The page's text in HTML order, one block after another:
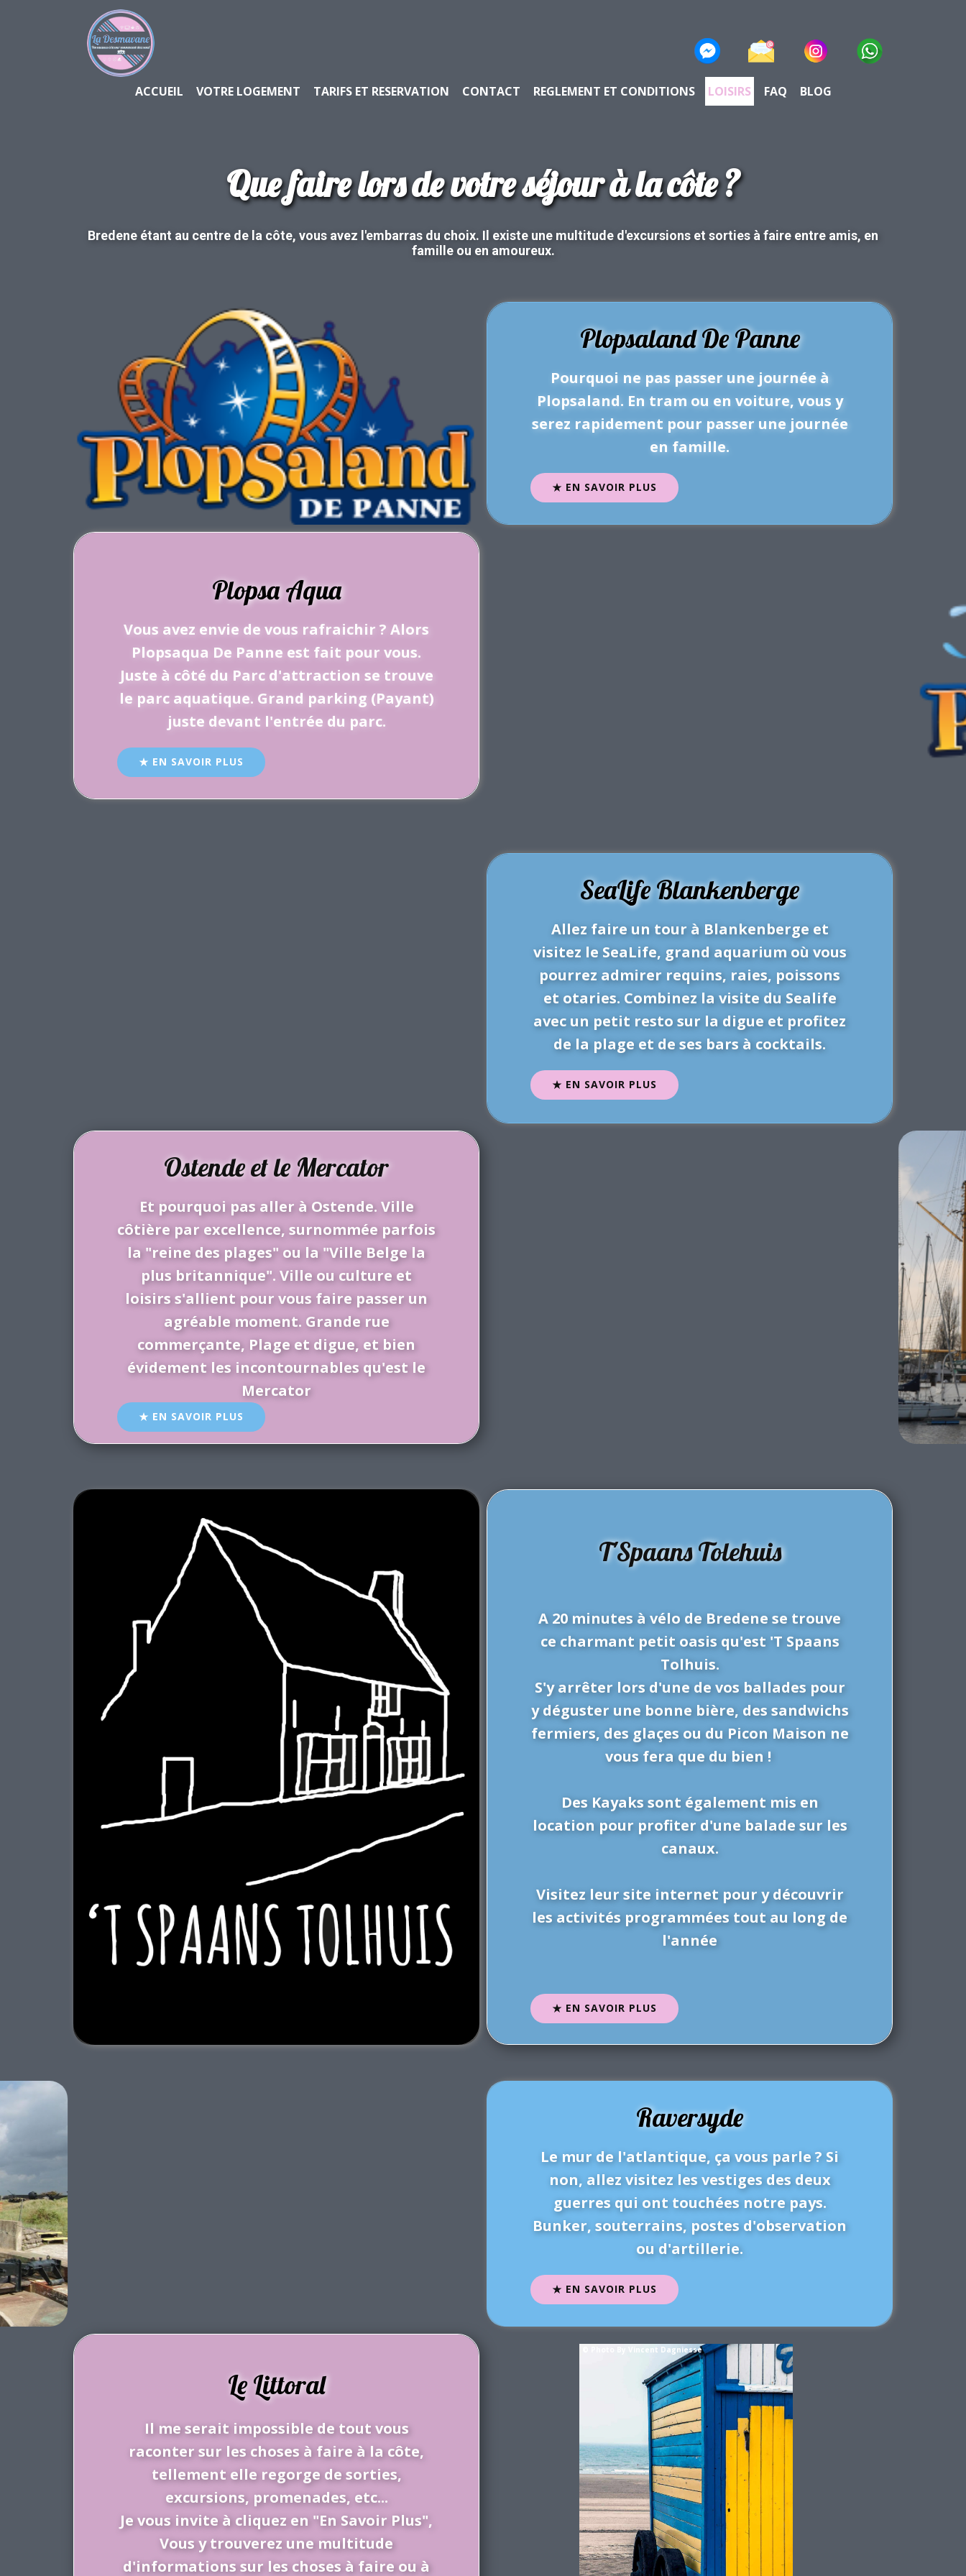
ACCUEIL VOTRE LOGEMENT TARIFS ET RESERVATION CONTACT REGLEMENT ET CONDITIONS LOISIRS FAQ BLOG
Que faire lors de votre séjour à la côte ?
Bredene étant au centre de la côte, vous avez l'embarras du choix. Il existe une multitude d'excursions et sorties à faire entre amis, en
famille ou en amoureux.
Plopsaland De Panne
Pourquoi ne pas passer une journée à
Plopsaland. En tram ou en voiture, vous y
serez rapidement pour passer une journée
en famille.
EN SAVOIR PLUS
Plopsa Aqua
Vous avez envie de vous rafraichir ? Alors
Plopsaqua De Panne est fait pour vous.
Juste à côté du Parc d'attraction se trouve
le parc aquatique. Grand parking (Payant)
juste devant l'entrée du parc.
EN SAVOIR PLUS
SeaLife Blankenberge
Allez faire un tour à Blankenberge et
visitez le SeaLife, grand aquarium où vous
pourrez admirer requins, raies, poissons
et otaries. Combinez la visite du Sealife
avec un petit resto sur la digue et profitez
de la plage et de ses bars à cocktails.
EN SAVOIR PLUS
Ostende et le Mercator
Et pourquoi pas aller à Ostende. Ville
côtière par excellence, surnommée parfois
la "reine des plages" ou la "Ville Belge la
plus britannique". Ville ou culture et
loisirs s'allient pour vous faire passer un
agréable moment. Grande rue
commerçante, Plage et digue, et bien
évidement les incontournables qu'est le
Mercator
EN SAVOIR PLUS
T'Spaans Tolehuis
A 20 minutes à vélo de Bredene se trouve
ce charmant petit oasis qu'est 'T Spaans
Tolhuis.
S'y arrêter lors d'une de vos ballades pour
y déguster une bonne bière, des sandwichs
fermiers, des glaçes ou du Picon Maison ne
vous fera que du bien !
Des Kayaks sont également mis en
location pour profiter d'une balade sur les
canaux.
Visitez leur site internet pour y découvrir
les activités programmées tout au long de
l'année
EN SAVOIR PLUS
Raversyde
Le mur de l'atlantique, ça vous parle ? Si
non, allez visitez les vestiges des deux
guerres qui ont touchées notre pays.
Bunker, souterrains, postes d'observation
ou d'artillerie.
EN SAVOIR PLUS
Le Littoral
Il me serait impossible de tout vous
raconter sur les choses à faire à la côte,
tellement elle regorge de sorties,
excursions, promenades, etc...
Je vous invite à cliquez en "En Savoir Plus",
Vous y trouverez une multitude
d'informations sur les choses à faire ou à
© Photo By Vincent Dagniesse